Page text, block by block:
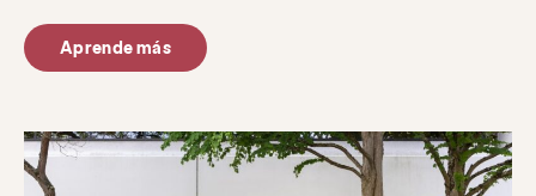
Aprende más